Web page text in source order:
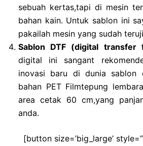
sebuah kertas,tapi di mesin
bahan kain. Untuk sablon ini
pakailah mesin yang sudah
Sablon DTF (digital transfer
digital ini sangant
inovasi baru di dunia sablon
bahan PET Filmtepung
area cetak 60 cm,yang
anda.
[button size=’big_large’